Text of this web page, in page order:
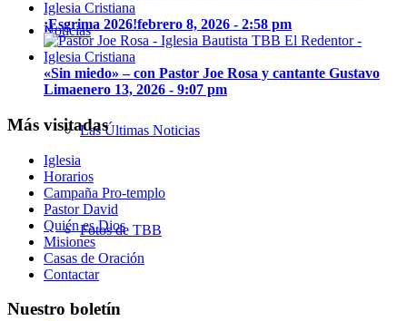
Noticias
Las Últimas Noticias
Fotos de TBB
¡Esgrima 2026!febrero 8, 2026 - 2:58 pm
«Sin miedo» – con Pastor Joe Rosa y cantante Gustavo
Limaenero 13, 2026 - 9:07 pm
Más visitadas
Iglesia
Horarios
Campaña Pro-templo
Pastor David
Quién es Dios
Misiones
Casas de Oración
Contactar
Nuestro boletín